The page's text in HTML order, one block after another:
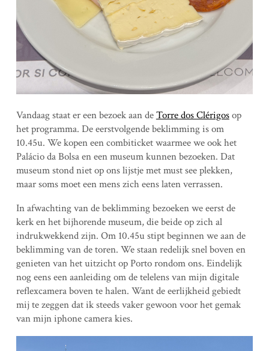
Vandaag staat er een bezoek aan deTorre dos Clérigosop
het programma. De eerstvolgende beklimming is om
10.45u. We kopen een combiticket waarmee we ook het
Palácio da Bolsa en een museum kunnen bezoeken. Dat
museum stond niet op ons lijstje met must see plekken,
maar soms moet een mens zich eens laten verrassen.
In afwachting van de beklimming bezoeken we eerst de
kerk en het bijhorende museum, die beide op zich al
indrukwekkend zijn. Om 10.45u stipt beginnen we aan de
beklimming van de toren. We staan redelijk snel boven en
genieten van het uitzicht op Porto rondom ons. Eindelijk
nog eens een aanleiding om de telelens van mijn digitale
reflexcamera boven te halen. Want de eerlijkheid gebiedt
mij te zeggen dat ik steeds vaker gewoon voor het gemak
van mijn iphone camera kies.